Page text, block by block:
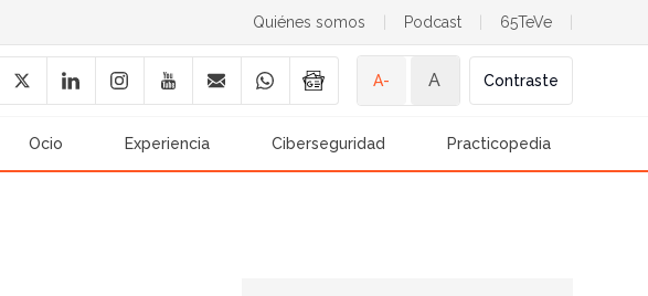
Quiénes somos Podcast 65TeVe
A- A Contraste
Ocio Experiencia Ciberseguridad Practicopedia